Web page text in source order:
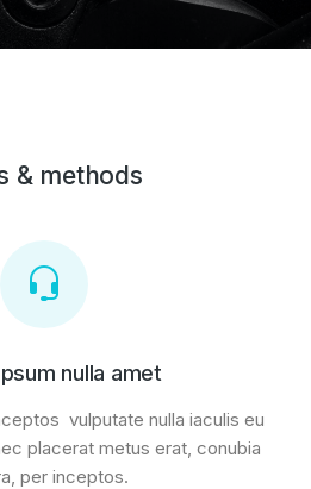
& methods
nulla amet
vulputate nulla iaculis eu
placerat metus erat, conubia
per inceptos.